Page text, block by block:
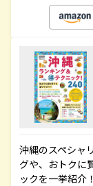
沖縄のスペシャ
グや、おトクに
ックを一挙紹介！